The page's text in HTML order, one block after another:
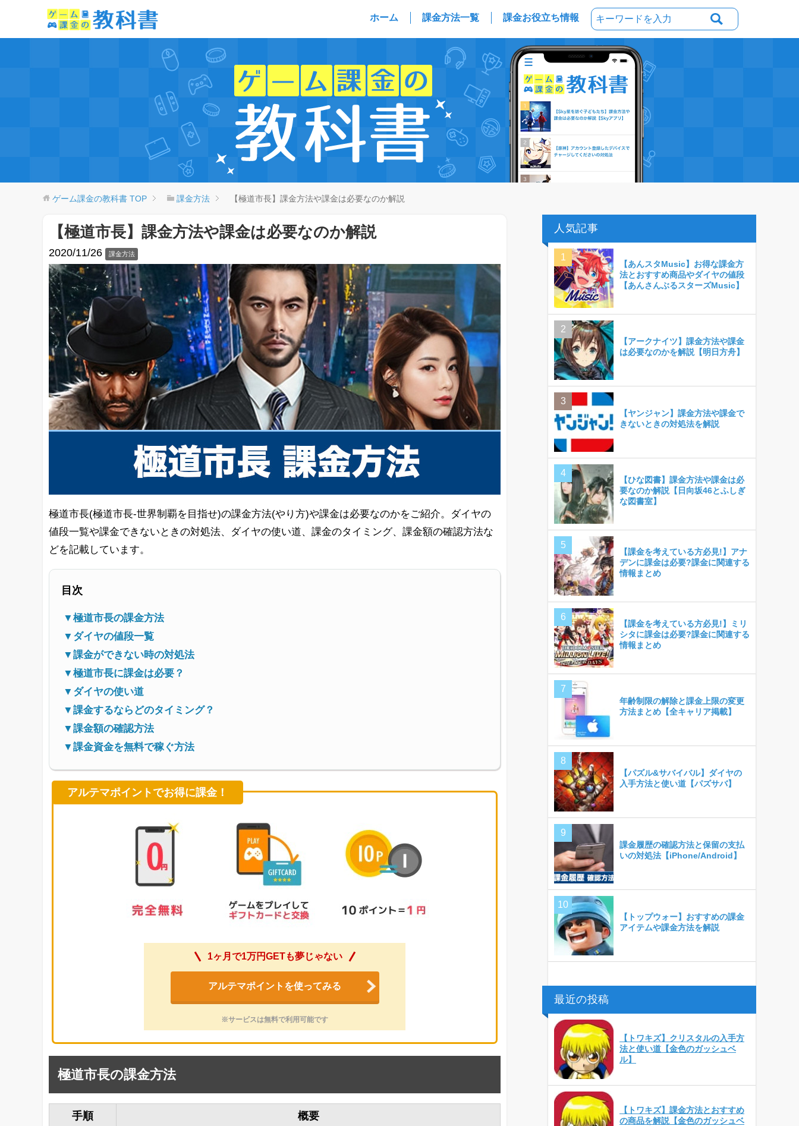
ホーム 課金方法一覧 課金お役立ち情報
ゲーム課金の教科書 TOP 課金方法 【極道市長】課金方法や課金は必要なのか解説
【極道市長】課金方法や課金は必要なのか解説
2020/11/26 課金方法
極道市長(極道市長-世界制覇を目指せ)の課金方法(やり方)や課金は必要なのかをご紹介。ダイヤの
値段一覧や課金できないときの対処法、ダイヤの使い道、課金のタイミング、課金額の確認方法な
どを記載しています。
目次
▼極道市長の課金方法
▼ダイヤの値段一覧
▼課金ができない時の対処法
▼極道市長に課金は必要？
▼ダイヤの使い道
▼課金するならどのタイミング？
▼課金額の確認方法
▼課金資金を無料で稼ぐ方法
アルテマポイントでお得に課金！
1ヶ月で1万円GETも夢じゃない
アルテマポイントを使ってみる
※サービスは無料で利用可能です
極道市長の課金方法
手順 概要
人気記事
【あんスタMusic】お得な課金方
法とおすすめ商品やダイヤの値段
【あんさんぶるスターズMusic】
【アークナイツ】課金方法や課金
は必要なのかを解説【明日方舟】
【ヤンジャン】課金方法や課金で
きないときの対処法を解説
【ひな図書】課金方法や課金は必
要なのか解説【日向坂46とふしぎ
な図書室】
【課金を考えている方必見!】アナ
デンに課金は必要?課金に関連する
情報まとめ
【課金を考えている方必見!】ミリ
シタに課金は必要?課金に関連する
情報まとめ
年齢制限の解除と課金上限の変更
方法まとめ【全キャリア掲載】
【パズル&サバイバル】ダイヤの
入手方法と使い道【パズサバ】
課金履歴の確認方法と保留の支払
いの対処法【iPhone/Android】
【トップウォー】おすすめの課金
アイテムや課金方法を解説
最近の投稿
【トワキズ】クリスタルの入手方
法と使い道【金色のガッシュベ
ル】
【トワキズ】課金方法とおすすめ
の商品を解説【金色のガッシュベ